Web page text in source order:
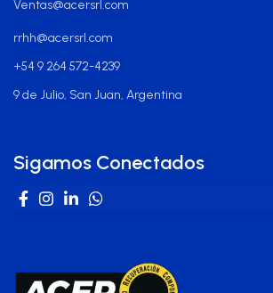
Ventas@acersrl.com
rrhh@acersrl.com
+54 9 264 572-4239
9 de Julio, San Juan, Argentina
Sigamos Conectados